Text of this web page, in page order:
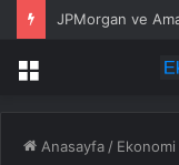
Menü
Anasayfa / Ekonomi